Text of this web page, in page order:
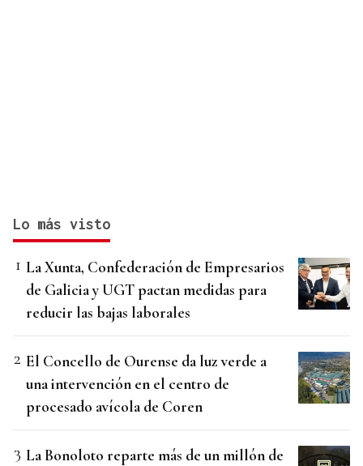
Lo más visto
La Xunta, Confederación de Empresarios
de Galicia y UGT pactan medidas para
reducir las bajas laborales
El Concello de Ourense da luz verde a
una intervención en el centro de
procesado avícola de Coren
La Bonoloto reparte más de un millón de